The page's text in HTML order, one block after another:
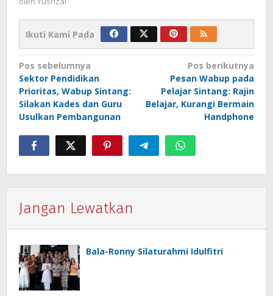
Ikuti Kami Pada
Navigasi
pos
Pos sebelumnya
Sektor Pendidikan
Prioritas, Wabup Sintang:
Silakan Kades dan Guru
Usulkan Pembangunan
Pos berikutnya
Pesan Wabup pada
Pelajar Sintang: Rajin
Belajar, Kurangi Bermain
Handphone
Jangan Lewatkan
Bala-Ronny Silaturahmi Idulfitri